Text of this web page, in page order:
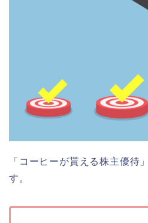
「コーヒーが貰える株主優待
す。